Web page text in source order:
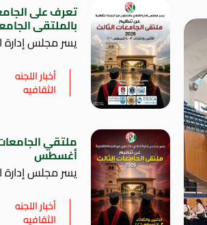
تعرف على
بالملتقى
يسر مجلس إدارة
أخبار اللجنه
الثقافيه
ملتقي
أغسطس
يسر مجلس إدارة
أخبار اللجنه
الثقافيه